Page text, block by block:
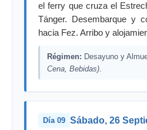
el ferry que cruza el
Tánger. Desembarque y
hacia Fez. Arribo y
Régimen: Desayuno y
Cena, Bebidas)
Día 09 Sábado, 26